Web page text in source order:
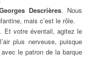
Descrières. Nous
mais c’est le rôle.
Et votre éventail, agitez le
plus nerveuse, puisque
le patron de la barque